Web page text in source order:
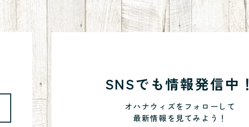
SNSでも情報発信中！
オハナウィズをフォローして
最新情報を見てみよう！